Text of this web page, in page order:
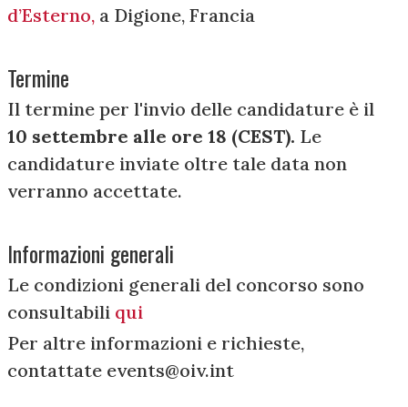
d’Esterno, a Digione, Francia
Termine
Il termine per l'invio delle candidature è il
10 settembre alle ore 18 (CEST). Le
candidature inviate oltre tale data non
verranno accettate.
Informazioni generali
Le condizioni generali del concorso sono
consultabili qui
Per altre informazioni e richieste,
contattate events@oiv.int